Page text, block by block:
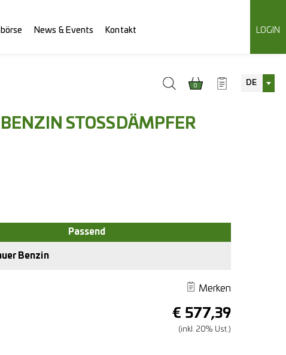
News & Events Kontakt LOGIN
0 DE
STOSSDÄMPFER
Benzin
Merken
€ 577,39
(inkl. 20% Ust.)